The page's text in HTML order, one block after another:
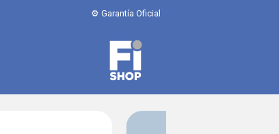
💳 6 cuotas sin interés / 10% off transferencia